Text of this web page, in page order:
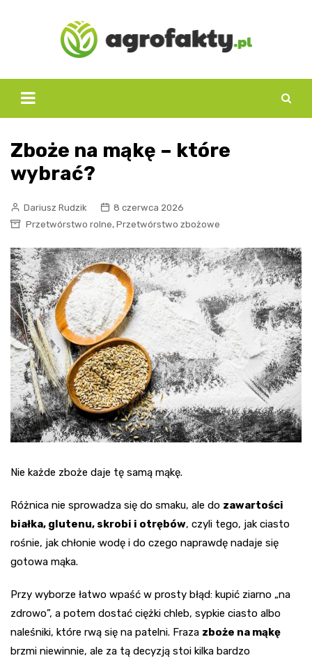
Zboże na mąkę – które
wybrać?
Dariusz Rudzik
8 czerwca 2026
Przetwórstwo rolne, Przetwórstwo zbożowe
Nie każde zboże daje tę samą mąkę.
Różnica nie sprowadza się do smaku, ale do zawartości
białka, glutenu, skrobi i otrębów, czyli tego, jak ciasto
rośnie, jak chłonie wodę i do czego naprawdę nadaje się
gotowa mąka.
Przy wyborze łatwo wpaść w prosty błąd: kupić ziarno „na
zdrowo”, a potem dostać ciężki chleb, sypkie ciasto albo
naleśniki, które rwą się na patelni. Fraza zboże na mąkę
brzmi niewinnie, ale za tą decyzją stoi kilka bardzo